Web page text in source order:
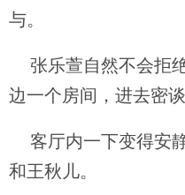
与。
张乐萱自然不会拒
边一个房间，进去密谈
客厅内一下变得安
和王秋儿。